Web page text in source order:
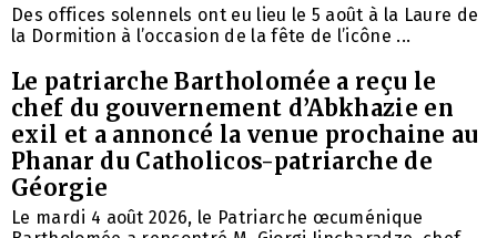
Des offices solennels ont eu lieu le 5 août à la Laure de
la Dormition à l’occasion de la fête de l’icône ...
Le patriarche Bartholomée a reçu le
chef du gouvernement d’Abkhazie en
exil et a annoncé la venue prochaine au
Phanar du Catholicos-patriarche de
Géorgie
Le mardi 4 août 2026, le Patriarche œcuménique